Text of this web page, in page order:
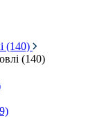
(140)
(140)